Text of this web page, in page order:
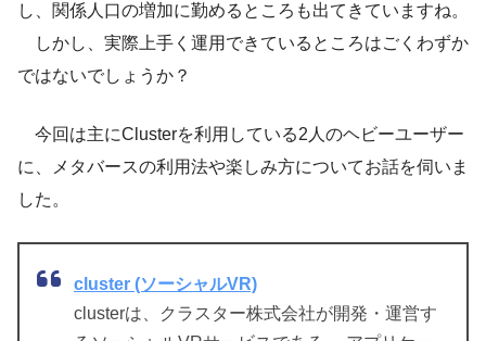
し、関係人口の増加に勤めるところも出てきていますね。
しかし、実際上手く運用できているところはごくわずか
ではないでしょうか？
今回は主にClusterを利用している2人のヘビーユーザー
に、メタバースの利用法や楽しみ方についてお話を伺いま
した。
cluster (ソーシャルVR)
clusterは、クラスター株式会社が開発・運営す